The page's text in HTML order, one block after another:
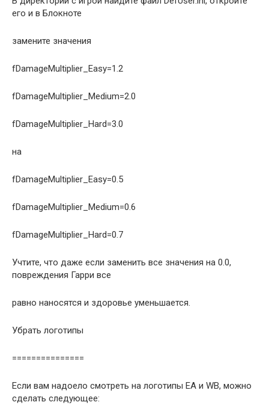
его и в Блокноте
замените значения
fDamageMultiplier_Easy=1.2
fDamageMultiplier_Medium=2.0
fDamageMultiplier_Hard=3.0
на
fDamageMultiplier_Easy=0.5
fDamageMultiplier_Medium=0.6
fDamageMultiplier_Hard=0.7
Учтите, что даже если заменить все значения на 0.0,
повреждения Гарри все
равно наносятся и здоровье уменьшается.
Убрать логотипы
===============
Если вам надоело смотреть на логотипы EA и WB, можно
сделать следующее: